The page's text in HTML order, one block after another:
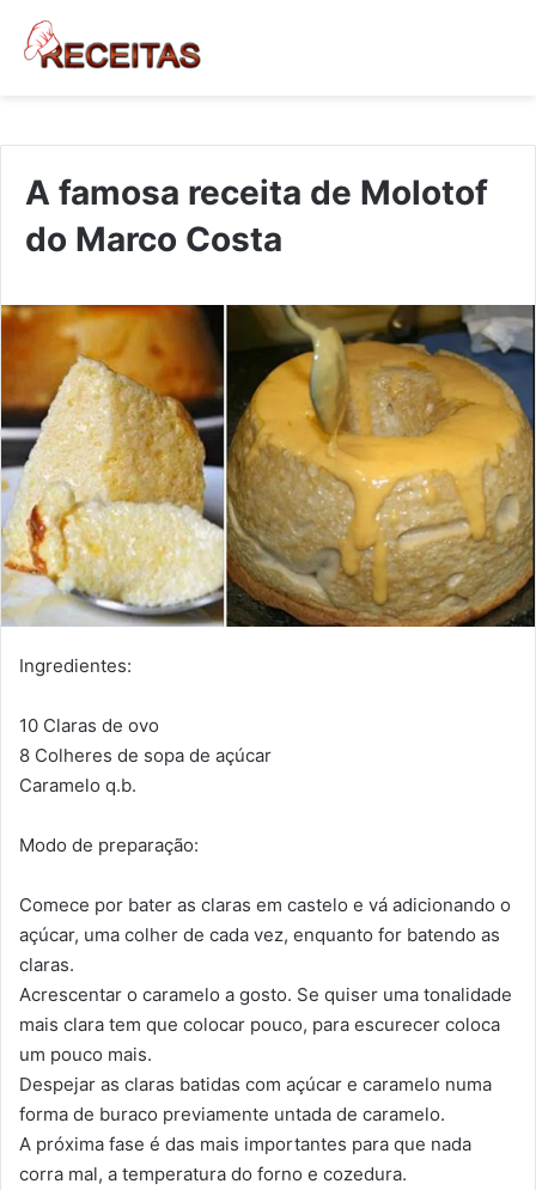
A famosa receita de Molotof
do Marco Costa
Ingredientes:
10 Claras de ovo
8 Colheres de sopa de açúcar
Caramelo q.b.
Modo de preparação:
Comece por bater as claras em castelo e vá adicionando o
açúcar, uma colher de cada vez, enquanto for batendo as
claras.
Acrescentar o caramelo a gosto. Se quiser uma tonalidade
mais clara tem que colocar pouco, para escurecer coloca
um pouco mais.
Despejar as claras batidas com açúcar e caramelo numa
forma de buraco previamente untada de caramelo.
A próxima fase é das mais importantes para que nada
corra mal, a temperatura do forno e cozedura.